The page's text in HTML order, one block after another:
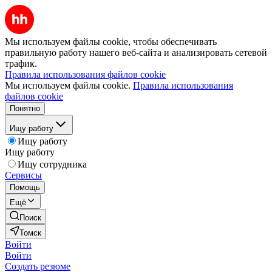
Мы используем файлы cookie, чтобы обеспечивать
правильную работу нашего веб-сайта и анализировать сетевой
трафик.
Правила использования файлов cookie
Мы используем файлы cookie. Правила использования
файлов cookie
Понятно
Ищу работу
Ищу работу
Ищу работу
Ищу сотрудника
Сервисы
Помощь
Ещё
Поиск
Томск
Войти
Войти
Создать резюме